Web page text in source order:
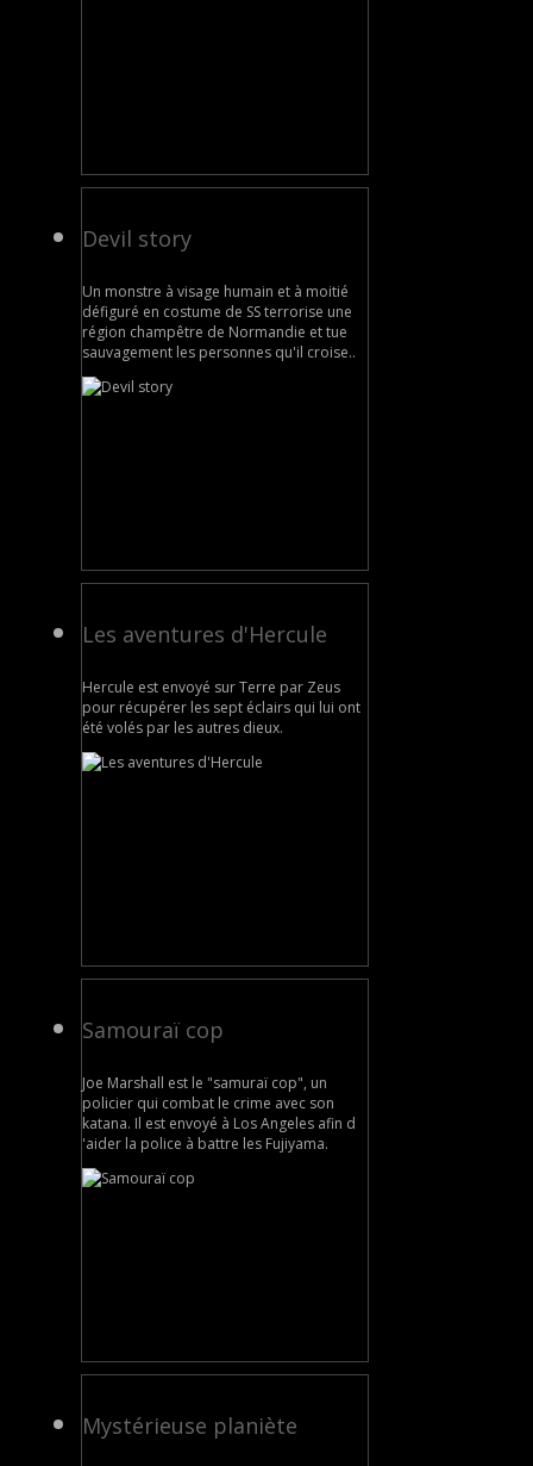
Devil story
Un monstre à visage humain et à moitié
défiguré en costume de SS terrorise une
région champêtre de Normandie et tue
sauvagement les personnes qu'il croise..
Les aventures d'Hercule
Hercule est envoyé sur Terre par Zeus
pour récupérer les sept éclairs qui lui ont
été volés par les autres dieux.
Samouraï cop
Joe Marshall est le "samuraï cop", un
policier qui combat le crime avec son
katana. Il est envoyé à Los Angeles afin d
'aider la police à battre les Fujiyama.
Mystérieuse planiète